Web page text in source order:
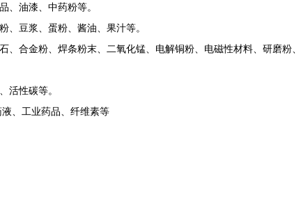
、油漆、中药粉等。
、豆浆、蛋粉、酱油、果汁等。
、合金粉、焊条粉末、二氧化锰、电解铜粉、电磁性材料、研磨粉
活性碳等。
、工业药品、纤维素等